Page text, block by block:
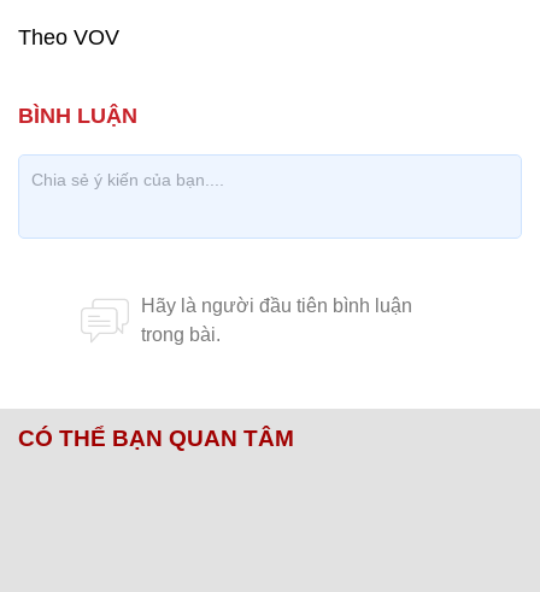
Theo VOV
CÓ THỂ BẠN QUAN TÂM